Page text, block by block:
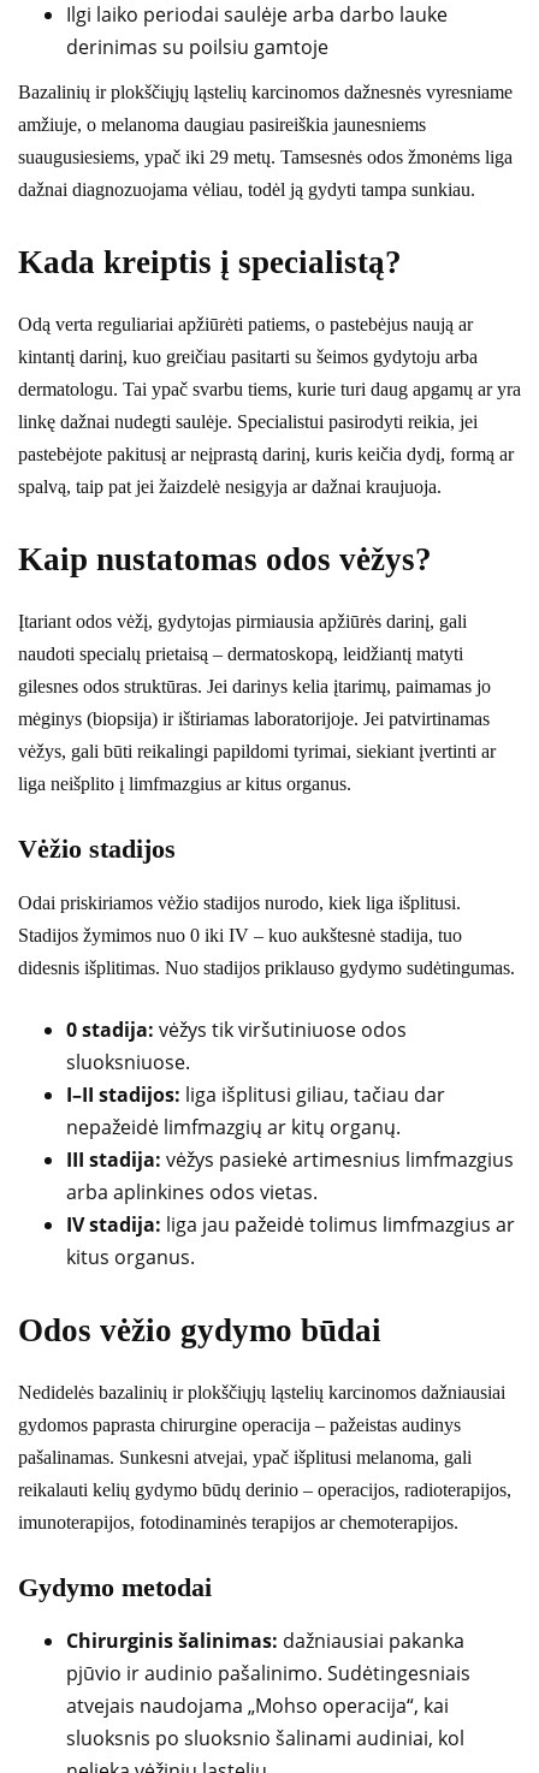
Ilgi laiko periodai saulėje arba darbo lauke
derinimas su poilsiu gamtoje
Bazalinių ir plokščiųjų ląstelių karcinomos dažnesnės vyresniame
amžiuje, o melanoma daugiau pasireiškia jaunesniems
suaugusiesiems, ypač iki 29 metų. Tamsesnės odos žmonėms liga
dažnai diagnozuojama vėliau, todėl ją gydyti tampa sunkiau.
Kada kreiptis į specialistą?
Odą verta reguliariai apžiūrėti patiems, o pastebėjus naują ar
kintantį darinį, kuo greičiau pasitarti su šeimos gydytoju arba
dermatologu. Tai ypač svarbu tiems, kurie turi daug apgamų ar yra
linkę dažnai nudegti saulėje. Specialistui pasirodyti reikia, jei
pastebėjote pakitusį ar neįprastą darinį, kuris keičia dydį, formą ar
spalvą, taip pat jei žaizdelė nesigyja ar dažnai kraujuoja.
Kaip nustatomas odos vėžys?
Įtariant odos vėžį, gydytojas pirmiausia apžiūrės darinį, gali
naudoti specialų prietaisą – dermatoskopą, leidžiantį matyti
gilesnes odos struktūras. Jei darinys kelia įtarimų, paimamas jo
mėginys (biopsija) ir ištiriamas laboratorijoje. Jei patvirtinamas
vėžys, gali būti reikalingi papildomi tyrimai, siekiant įvertinti ar
liga neišplito į limfmazgius ar kitus organus.
Vėžio stadijos
Odai priskiriamos vėžio stadijos nurodo, kiek liga išplitusi.
Stadijos žymimos nuo 0 iki IV – kuo aukštesnė stadija, tuo
didesnis išplitimas. Nuo stadijos priklauso gydymo sudėtingumas.
0 stadija: vėžys tik viršutiniuose odos
sluoksniuose.
I–II stadijos: liga išplitusi giliau, tačiau dar
nepažeidė limfmazgių ar kitų organų.
III stadija: vėžys pasiekė artimesnius limfmazgius
arba aplinkines odos vietas.
IV stadija: liga jau pažeidė tolimus limfmazgius ar
kitus organus.
Odos vėžio gydymo būdai
Nedidelės bazalinių ir plokščiųjų ląstelių karcinomos dažniausiai
gydomos paprasta chirurgine operacija – pažeistas audinys
pašalinamas. Sunkesni atvejai, ypač išplitusi melanoma, gali
reikalauti kelių gydymo būdų derinio – operacijos, radioterapijos,
imunoterapijos, fotodinaminės terapijos ar chemoterapijos.
Gydymo metodai
Chirurginis šalinimas: dažniausiai pakanka
pjūvio ir audinio pašalinimo. Sudėtingesniais
atvejais naudojama „Mohso operacija“, kai
sluoksnis po sluoksnio šalinami audiniai, kol